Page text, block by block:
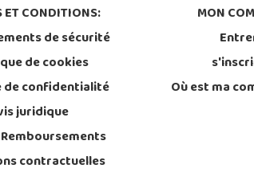
ET CONDITIONS:
de sécurité
de cookies
de confidentialité
juridique
contractuelles
MON
Où est ma